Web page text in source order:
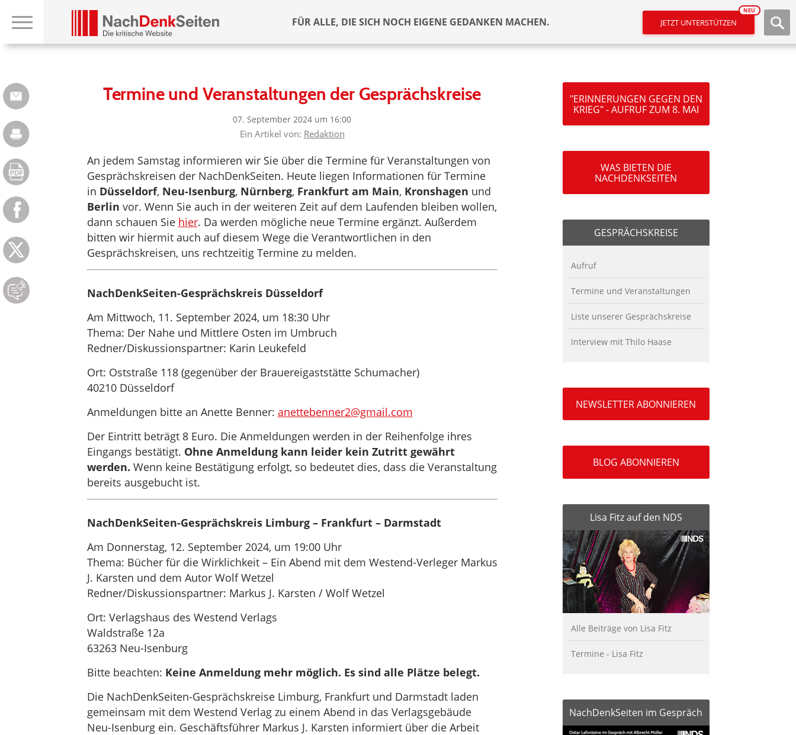
FÜR ALLE, DIE SICH NOCH EIGENE GEDANKEN MACHEN. JETZT UNTERSTÜTZEN
NEU
Termine und Veranstaltungen der Gesprächskreise
07. September 2024 um 16:00
Ein Artikel von: Redaktion
An jedem Samstag informieren wir Sie über die Termine für Veranstaltungen von
Gesprächskreisen der NachDenkSeiten. Heute liegen Informationen für Termine
in Düsseldorf, Neu-Isenburg, Nürnberg, Frankfurt am Main, Kronshagen und
Berlin vor. Wenn Sie auch in der weiteren Zeit auf dem Laufenden bleiben wollen,
dann schauen Sie hier. Da werden mögliche neue Termine ergänzt. Außerdem
bitten wir hiermit auch auf diesem Wege die Verantwortlichen in den
Gesprächskreisen, uns rechtzeitig Termine zu melden.
NachDenkSeiten-Gesprächskreis Düsseldorf
Am Mittwoch, 11. September 2024, um 18:30 Uhr
Thema: Der Nahe und Mittlere Osten im Umbruch
Redner/Diskussionspartner: Karin Leukefeld
Ort: Oststraße 118 (gegenüber der Brauereigaststätte Schumacher)
40210 Düsseldorf
Anmeldungen bitte an Anette Benner: anettebenner2@gmail.com
Der Eintritt beträgt 8 Euro. Die Anmeldungen werden in der Reihenfolge ihres
Eingangs bestätigt. Ohne Anmeldung kann leider kein Zutritt gewährt
werden. Wenn keine Bestätigung erfolgt, so bedeutet dies, dass die Veranstaltung
bereits ausgebucht ist.
NachDenkSeiten-Gesprächskreis Limburg – Frankfurt – Darmstadt
Am Donnerstag, 12. September 2024, um 19:00 Uhr
Thema: Bücher für die Wirklichkeit – Ein Abend mit dem Westend-Verleger Markus
J. Karsten und dem Autor Wolf Wetzel
Redner/Diskussionspartner: Markus J. Karsten / Wolf Wetzel
Ort: Verlagshaus des Westend Verlags
Waldstraße 12a
63263 Neu-Isenburg
Bitte beachten: Keine Anmeldung mehr möglich. Es sind alle Plätze belegt.
Die NachDenkSeiten-Gesprächskreise Limburg, Frankfurt und Darmstadt laden
gemeinsam mit dem Westend Verlag zu einem Abend in das Verlagsgebäude
Neu-Isenburg ein. Geschäftsführer Markus J. Karsten informiert über die Arbeit
"ERINNERUNGEN GEGEN DEN
KRIEG" - AUFRUF ZUM 8. MAI
WAS BIETEN DIE
NACHDENKSEITEN
GESPRÄCHSKREISE
Aufruf
Termine und Veranstaltungen
Liste unserer Gesprächskreise
Interview mit Thilo Haase
NEWSLETTER ABONNIEREN
BLOG ABONNIEREN
Lisa Fitz auf den NDS
Alle Beiträge von Lisa Fitz
Termine - Lisa Fitz
NachDenkSeiten im Gespräch